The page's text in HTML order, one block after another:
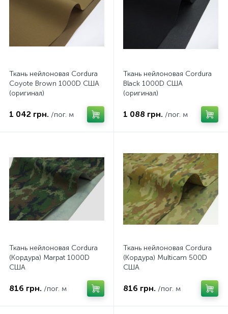
Ткань нейлоновая Cordura
Coyote Brown 1000D США
(оригинал)
1 042 грн. /пог. м
Ткань нейлоновая Cordura
Black 1000D США
(оригинал)
1 088 грн. /пог. м
Ткань нейлоновая Cordura
(Кордура) Marpat 1000D
США
816 грн. /пог. м
Ткань нейлоновая Cordura
(Кордура) Multicam 500D
США
816 грн. /пог. м